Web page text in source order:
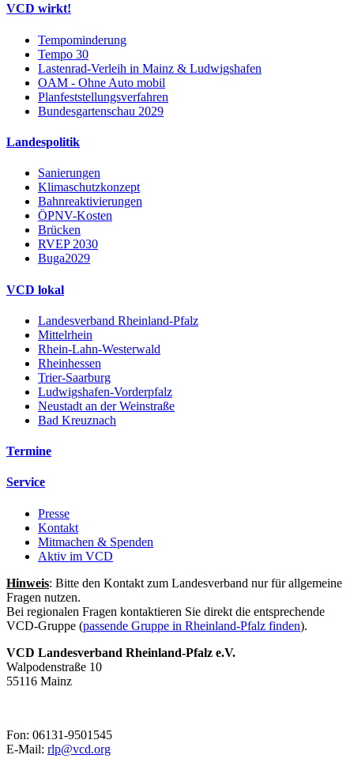
VCD wirkt!
Tempominderung
Tempo 30
Lastenrad-Verleih in Mainz & Ludwigshafen
OAM - Ohne Auto mobil
Planfeststellungsverfahren
Bundesgartenschau 2029
Landespolitik
Sanierungen
Klimaschutzkonzept
Bahnreaktivierungen
ÖPNV-Kosten
Brücken
RVEP 2030
Buga2029
VCD lokal
Landesverband Rheinland-Pfalz
Mittelrhein
Rhein-Lahn-Westerwald
Rheinhessen
Trier-Saarburg
Ludwigshafen-Vorderpfalz
Neustadt an der Weinstraße
Bad Kreuznach
Termine
Service
Presse
Kontakt
Mitmachen & Spenden
Aktiv im VCD
Hinweis: Bitte den Kontakt zum Landesverband nur für allgemeine
Fragen nutzen.
Bei regionalen Fragen kontaktieren Sie direkt die entsprechende
VCD-Gruppe (passende Gruppe in Rheinland-Pfalz finden).
VCD Landesverband Rheinland-Pfalz e.V.
Walpodenstraße 10
55116 Mainz
Fon: 06131-9501545
E-Mail: rlp@vcd.org